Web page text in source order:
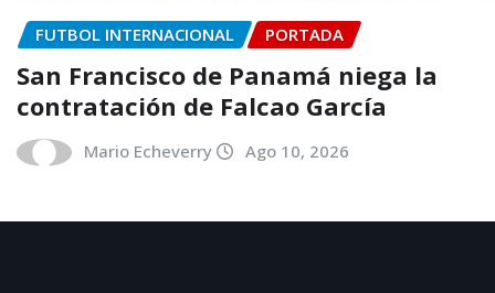
FUTBOL INTERNACIONAL PORTADA
San Francisco de Panamá niega la
contratación de Falcao García
Mario Echeverry Ago 10, 2026